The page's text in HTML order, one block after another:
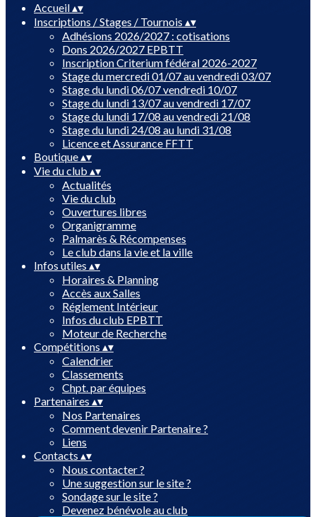
Accueil▴▾
Inscriptions / Stages / Tournois ▴▾
Adhésions 2026/2027 : cotisations
Dons 2026/2027 EPBTT
Inscription Criterium fédéral 2026-2027
Stage du mercredi 01/07 au vendredi 03/07
Stage du lundi 06/07 vendredi 10/07
Stage du lundi 13/07 au vendredi 17/07
Stage du lundi 17/08 au vendredi 21/08
Stage du lundi 24/08 au lundi 31/08
Licence et Assurance FFTT
Boutique▴▾
Vie du club ▴▾
Actualités
Vie du club
Ouvertures libres
Organigramme
Palmarès & Récompenses
Le club dans la vie et la ville
Infos utiles ▴▾
Horaires & Planning
Accès aux Salles
Réglement Intérieur
Infos du club EPBTT
Moteur de Recherche
Compétitions ▴▾
Calendrier
Classements
Chpt. par équipes
Partenaires ▴▾
Nos Partenaires
Comment devenir Partenaire ?
Liens
Contacts ▴▾
Nous contacter ?
Une suggestion sur le site ?
Sondage sur le site ?
Devenez bénévole au club